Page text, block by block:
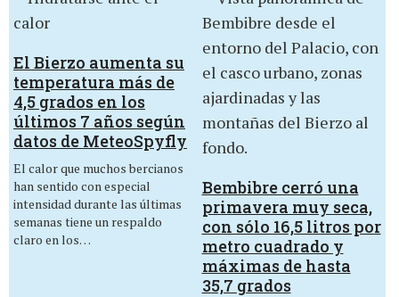
El Bierzo aumenta su
temperatura más de
4,5 grados en los
últimos 7 años según
datos de MeteoSpyfly
El calor que muchos bercianos
han sentido con especial
intensidad durante las últimas
semanas tiene un respaldo
claro en los…
Bembibre cerró una
primavera muy seca,
con sólo 16,5 litros por
metro cuadrado y
máximas de hasta
35,7 grados